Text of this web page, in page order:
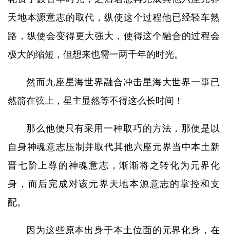
天地本源意志的取代，纵使这个过程他已经轻车熟
路，纵使会变得更大强大，使得这个融合的过程会
极大的缩短，但想来也需一两千年的时光。
然而九座星海世界融合冲击星海大世界一事已
然箭在弦上，星主显然等不得这么长时间！
那么他便只有采用一种取巧的方法，那便是以
自身神魂意志压制并取代其他六座元界当中本土新
晋七阶上尊的神魂意志，渐渐将之转化为元界化
身，而后完成对该元界天地本源意志的掌控和支
配。
因为这些原本出身于本土位面的元界化身，在